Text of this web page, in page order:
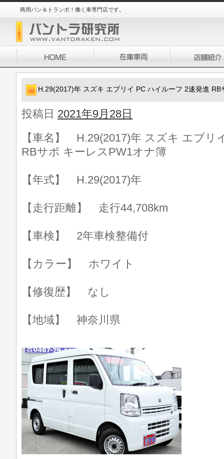
商用バン＆トランポ！働く車専門店です。
H.29(2017)年 スズキ エブリイ PC ハイルーフ 2速発進 RB
投稿日 2021年9月28日
【車名】 H.29(2017)年 スズキ エブリ
RBサポ キーレスPW1オナ簿
【年式】 H.29(2017)年
【走行距離】 走行44,708km
【車検】 2年車検整備付
【カラー】 ホワイト
【修復歴】 なし
【地域】 神奈川県